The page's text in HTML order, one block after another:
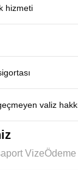
hizmeti
valiz
VizeÖdeme